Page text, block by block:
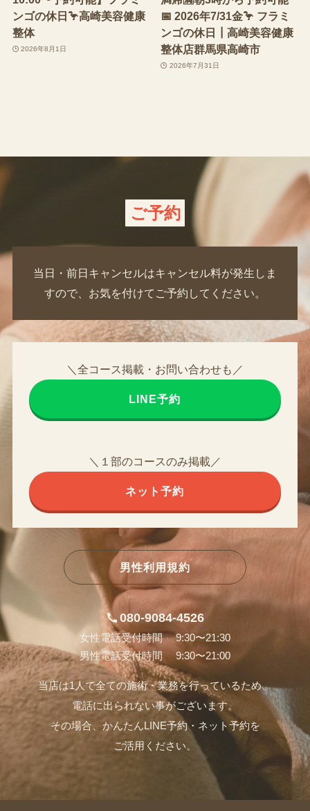
ンゴの休日🦩高崎美容健康
整体
2026年8月1日
📅 2026年7/31金🦩 フラミ
ンゴの休日┃高崎美容健康
整体店群馬県高崎市
2026年7月31日
ご予約
当日・前日キャンセルはキャンセル料が発生しま
すので、お気を付けてご予約してください。
＼全コース掲載・お問い合わせも／
LINE予約
＼１部のコースのみ掲載／
ネット予約
男性利用規約
080-9084-4526
女性電話受付時間 9:30〜21:30
男性電話受付時間 9:30〜21:00
当店は1人で全ての施術・業務を行っているため、
電話に出られない事がございます。
その場合、かんたんLINE予約・ネット予約を
ご活用ください。